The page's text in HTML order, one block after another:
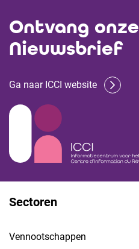
Ontvang onze
Nieuwsbrief
Ga naar ICCI website
Sectoren
Vennootschappen